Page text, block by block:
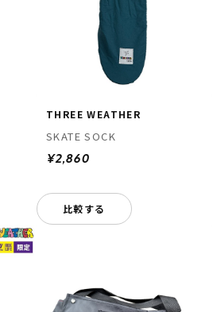
THREE WEATHER
SKATE SOCK
¥2,860
比較する